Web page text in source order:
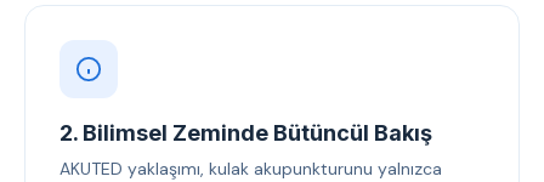
2. Bilimsel Zeminde Bütüncül Bakış
AKUTED yaklaşımı, kulak akupunkturunu yalnızca